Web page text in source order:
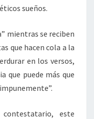
sueños.
mientras se reciben
que hacen cola a la
en los versos,
que puede más que
este